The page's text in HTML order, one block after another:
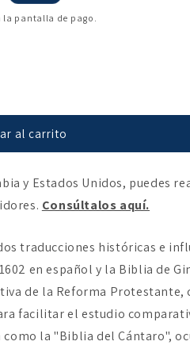
la pantalla de pago.
al carrito
y Estados Unidos, puedes
Consúltalos aquí.
traducciones históricas e
en español y la Biblia de
de la Reforma Protestante,
facilitar el estudio
la "Biblia del Cántaro",